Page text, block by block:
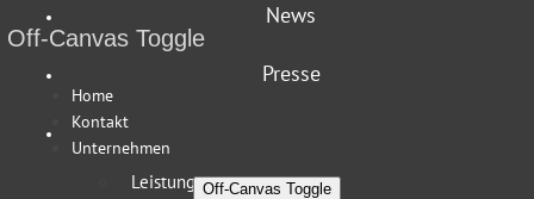
News
Presse
Off-Canvas Toggle
Off-Canvas Toggle
Home
Kontakt
Unternehmen
Leistungen